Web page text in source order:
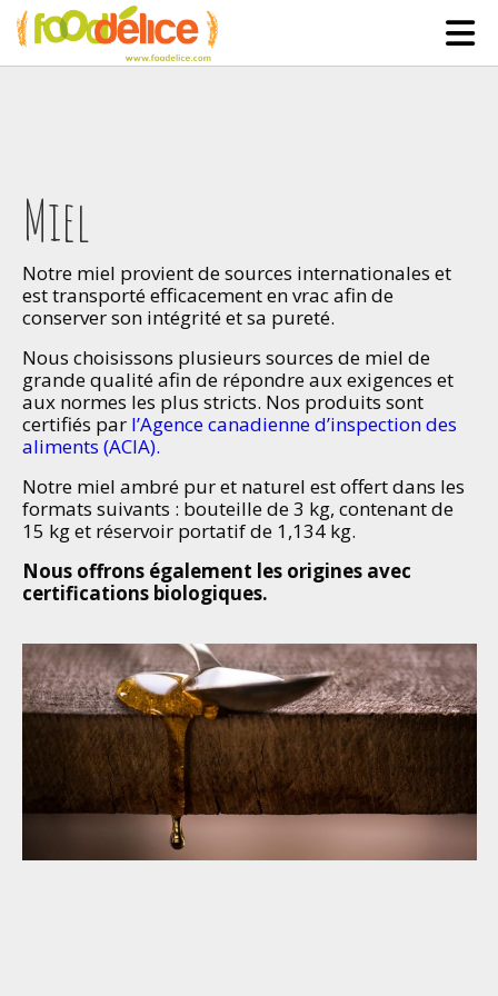
The Mad Bakers
Clients
BLOG
CONTACT
Miel
Notre miel provient de sources internationales et
est transporté efficacement en vrac afin de
conserver son intégrité et sa pureté.
Nous choisissons plusieurs sources de miel de
grande qualité afin de répondre aux exigences et
aux normes les plus stricts. Nos produits sont
certifiés par l’Agence canadienne d’inspection des
aliments (ACIA).
Notre miel ambré pur et naturel est offert dans les
formats suivants : bouteille de 3 kg, contenant de
15 kg et réservoir portatif de 1,134 kg.
Nous offrons également les origines avec
certifications biologiques.